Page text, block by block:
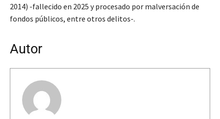
2014) -fallecido en 2025 y procesado por malversación de
fondos públicos, entre otros delitos-.
Autor